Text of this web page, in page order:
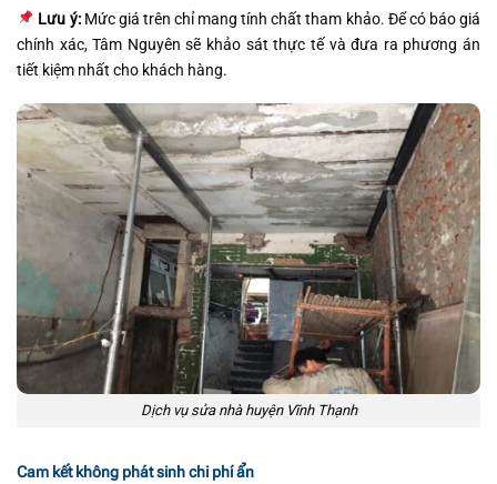
Lưu ý:Mức giá trên chỉ mang tính chất tham khảo. Để có báo giá
chính xác, Tâm Nguyên sẽ khảo sát thực tế và đưa ra phương án
tiết kiệm nhất cho khách hàng.
Dịch vụ sửa nhà huyện Vĩnh Thạnh
Cam kết không phát sinh chi phí ẩn